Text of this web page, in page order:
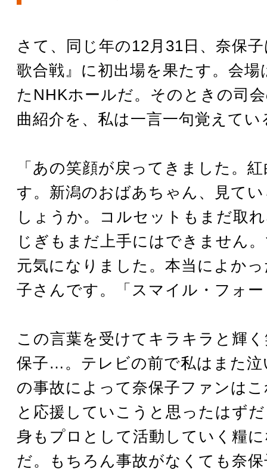
さて、同じ年の12月31日、奈保
歌合戦』に初出場を果たす。会場
たNHKホールだ。そのときの司
曲紹介を、私は一言一句覚えてい
「あの笑顔が戻ってきました。
す。新潟のおばあちゃん、見て
しょうか。コルセットもまだ取
じぎもまだ上手にはできません
元気になりました。本当によか
子さんです。「スマイル・フォ
この言葉を受けてキラキラと輝
保子…。テレビの前で私はまた泣
の事故によって奈保子ファンは
と応援していこうと思ったはず
身もプロとして活動していく糧
だ。もちろん事故がなくても奈